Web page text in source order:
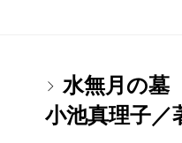
水無月の墓
小池真理子／